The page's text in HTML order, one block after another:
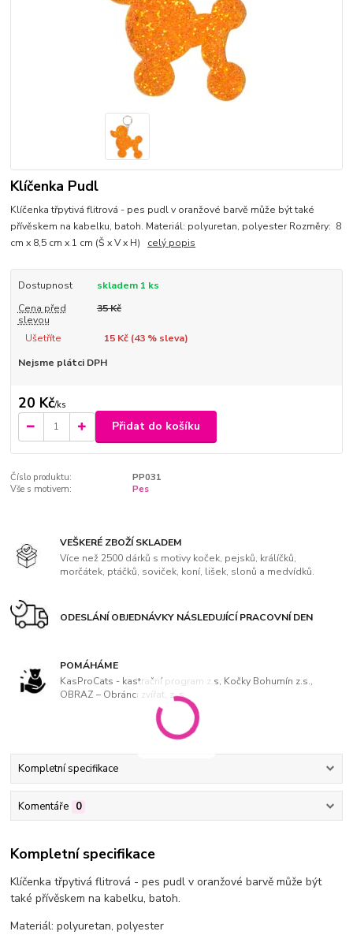
Klíčenka Pudl
Klíčenka třpytivá flitrová - pes pudl v oranžové barvě může být také
přívěskem na kabelku, batoh. Materiál: polyuretan, polyester Rozměry: 8
cm x 8,5 cm x 1 cm (Š x V x H) celý popis
Dostupnost
skladem 1 ks
Cena před
slevou
35 Kč
Ušetříte 15 Kč (43% sleva)
Nejsme plátci DPH
20 Kč/ks
Přidat do košíku
Číslo produktu:
PP031
Vše s motivem:
Pes
VEŠKERÉ ZBOŽÍ SKLADEM
Více než 2500 dárků s motivy koček, pejsků, králíčků,
morčátek, ptáčků, soviček, koní, lišek, slonů a medvídků.
ODESLÁNÍ OBJEDNÁVKY NÁSLEDUJÍCÍ PRACOVNÍ DEN
POMÁHÁME
KasProCats - kastrační program z.s, Kočky Bohumín z.s.,
OBRAZ – Obránci zvířat, z. s
Kompletní specifikace
Komentáře 0
Kompletní specifikace
Klíčenka třpytivá flitrová - pes pudl v oranžové barvě může být
také přívěskem na kabelku, batoh.
Materiál: polyuretan, polyester